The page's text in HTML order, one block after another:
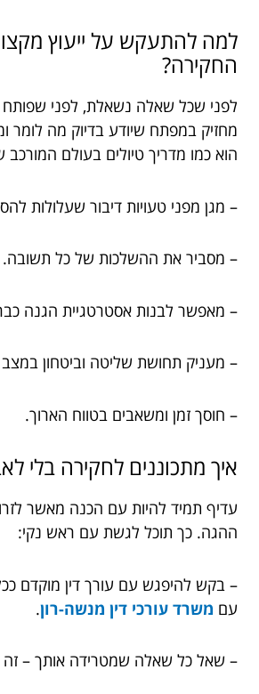
למה להתעקש על ייעוץ
החקירה?
לפני שכל שאלה נשאלת, לפני שפותח
מחזיק במפתח שיודע בדיוק מה לומר
הוא כמו מדריך טיולים בעולם המורכב
– מגן מפני טעויות דיבור שעלולות
– מסביר את ההשלכות של כל תשובה.
– מאפשר לבנות אסטרטגיית הגנה
– מעניק תחושת שליטה וביטחון
– חוסך זמן ומשאבים בטווח הארוך.
איך מתכוננים לחקירה בלי
עדיף תמיד להיות עם הכנה מאשר
ההגה. כך תוכל לגשת עם ראש נקי:
– בקש להיפגש עם עורך דין מוקדם
עם משרד עורכי דין מנשה-רון.
– שאל כל שאלה שמטרידה אותך – זה